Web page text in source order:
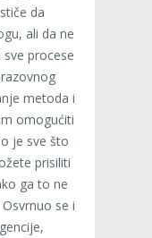
da
ali da ne
procese
metoda i
omogućiti
je sve što
prisiliti
ga to ne
se i